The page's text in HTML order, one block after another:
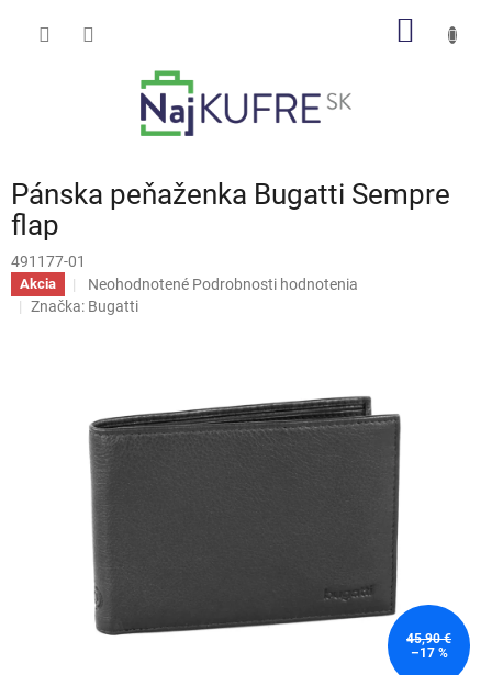
Pánska peňaženka Bugatti Sempre
flap
491177-01
Akcia
Priemerné
hodnotenie
hviezdičiek.
Neohodnotené Podrobnosti hodnotenia
Značka: Bugatti
45,90 €
–17 %